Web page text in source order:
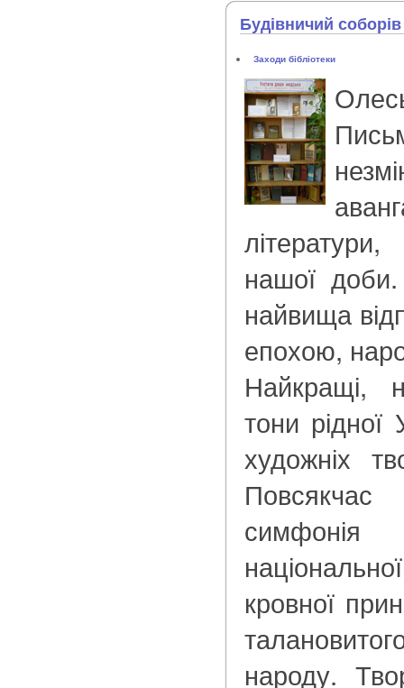
Будівничий
Заходи бібліотеки
нашої
найвища
епохою,
Найкращі,
тони рідної
художніх
кровної
народу.